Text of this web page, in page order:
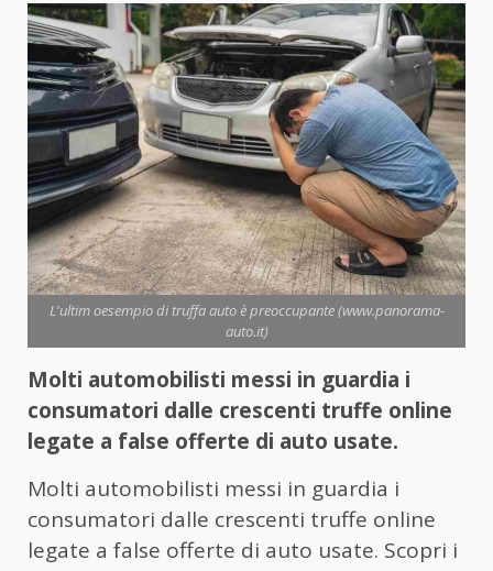
L'ultim oesempio di truffa auto è preoccupante (www.panorama-
auto.it)
Molti automobilisti messi in guardia i
consumatori dalle crescenti truffe online
legate a false offerte di auto usate.
Molti automobilisti messi in guardia i
consumatori dalle crescenti truffe online
legate a false offerte di auto usate. Scopri i